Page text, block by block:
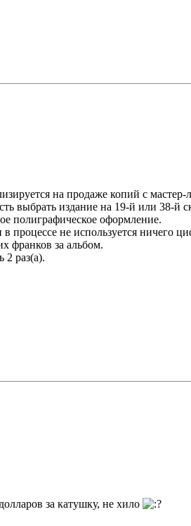
на продаже копий с
выбрать издание на 19-й или
полиграфическое оформление.
не используется ничего
франков за альбом.
2 раз(а).
за катушку, не хило